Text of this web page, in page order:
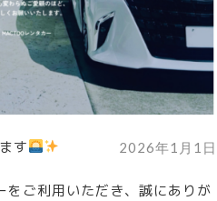
2026年1月1日
す
ご利用いただき、誠にありが